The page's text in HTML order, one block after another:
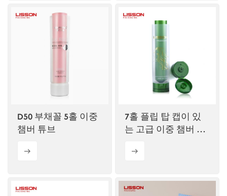
D50 부채꼴 5홀 이중
챔버 튜브
7홀 플립 탑 캡이 있
는 고급 이중 챔버 튜